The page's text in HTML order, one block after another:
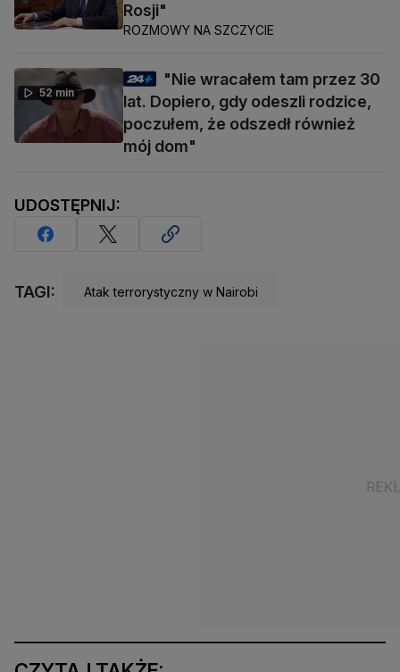
Rosji"
ROZMOWY NA SZCZYCIE
52 min
"Nie wracałem tam przez 30
lat. Dopiero, gdy odeszli rodzice,
poczułem, że odszedł również
mój dom"
UDOSTĘPNIJ:
TAGI: Atak terrorystyczny w Nairobi